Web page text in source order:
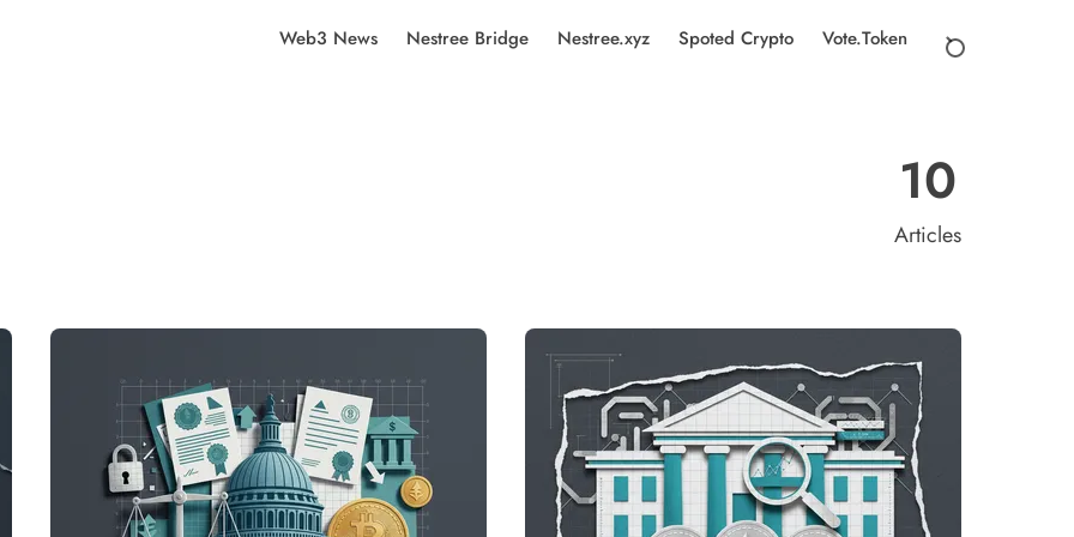
Web3 News Nestree Bridge Nestree.xyz Spoted Crypto Vote.Token
10
Articles